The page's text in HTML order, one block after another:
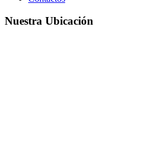
Nuestra Ubicación